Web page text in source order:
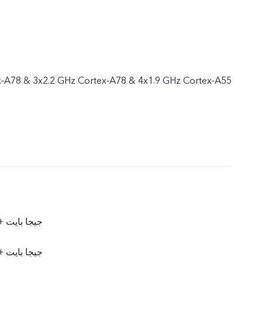
A78 & 3x2.2 GHz Cortex-A78 & 4x1.9 GHz Cortex-A55
12 جيجا بايت + 256 جيجا
12 جيجا بايت + 512 جيجا